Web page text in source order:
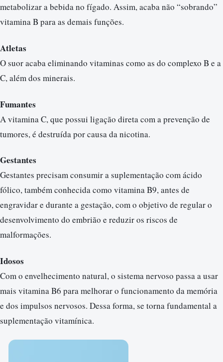
metabolizar a bebida no fígado. Assim, acaba não “sobrando”
vitamina B para as demais funções.
Atletas
O suor acaba eliminando vitaminas como as do complexo B e a
C, além dos minerais.
Fumantes
A vitamina C, que possui ligação direta com a prevenção de
tumores, é destruída por causa da nicotina.
Gestantes
Gestantes precisam consumir a suplementação com ácido
fólico, também conhecida como vitamina B9, antes de
engravidar e durante a gestação, com o objetivo de regular o
desenvolvimento do embrião e reduzir os riscos de
malformações.
Idosos
Com o envelhecimento natural, o sistema nervoso passa a usar
mais vitamina B6 para melhorar o funcionamento da memória
e dos impulsos nervosos. Dessa forma, se torna fundamental a
suplementação vitamínica.